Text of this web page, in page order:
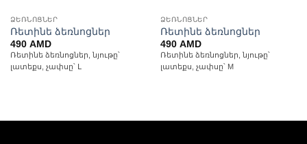
ՁԵՌՆՈՑՆԵՐ
Ռետինե ձեռնոցներ
490 AMD
Ռետինե ձեռնոցներ, նյութը՝
լատեքս, չափսը՝ Լ
ՁԵՌՆՈՑՆԵՐ
Ռետինե ձեռնոցներ
490 AMD
Ռետինե ձեռնոցներ, նյութը՝
լատեքս, չափսը՝ M